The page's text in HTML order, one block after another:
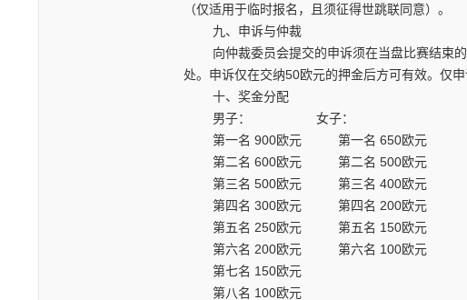
（仅适用于临时报名，且须征得世跳联同意）。
九、申诉与仲裁
向仲裁委员会提交的申诉须在当盘比赛结束的
处。申诉仅在交纳50欧元的押金后方可有效。仅申
十、奖金分配
男子： 女子：
第一名 900欧元 第一名 650欧元
第二名 600欧元 第二名 500欧元
第三名 500欧元 第三名 400欧元
第四名 300欧元 第四名 200欧元
第五名 250欧元 第五名 150欧元
第六名 200欧元 第六名 100欧元
第七名 150欧元
第八名 100欧元